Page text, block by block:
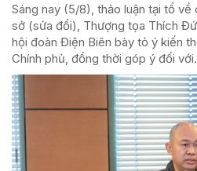
Sáng nay (5/8), thảo luận tại tổ
sở (sửa đổi), Thượng tọa Thích
hội đoàn Điện Biên bày tỏ ý kiến
Chính phủ, đồng thời góp ý đối